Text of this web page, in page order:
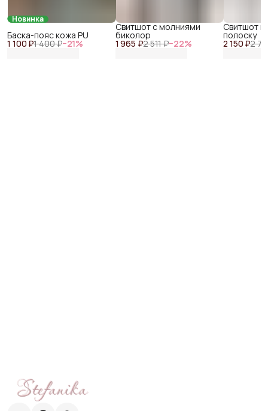
Новинка
1 100 ₽1 400 ₽−21%
Баска-пояс кожа PU
1 965 ₽2 511 ₽−22%
Свитшот с молниями
биколор
2 150 ₽2
Свитшот
полоску